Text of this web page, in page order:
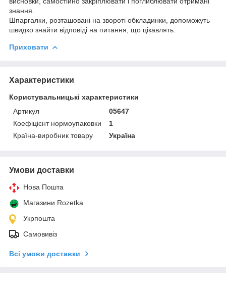
знання.
Шпаргалки, розташовані на звороті обкладинки, допоможуть
швидко знайти відповіді на питання, що цікавлять.
Приховати
Характеристики
Користувальницькі характеристики
Артикул
05647
Коефіцієнт нормоупаковки
1
Країна-виробник товару
Україна
Умови доставки
Нова Пошта
Магазини Rozetka
Укрпошта
Самовивіз
Всі умови доставки